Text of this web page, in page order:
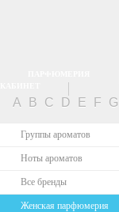
A B C D E F G
Группы ароматов
Ноты ароматов
Все бренды
Женская парфюмерия